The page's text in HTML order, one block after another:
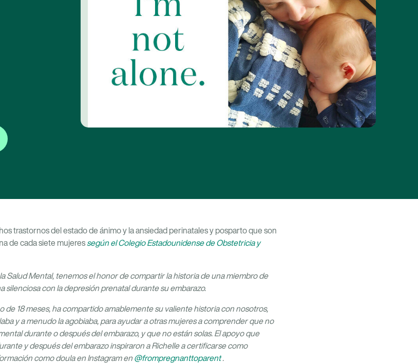
trastornos del estado de ánimo y la ansiedad perinatales y posparto que son
de cada siete mujeres según el Colegio Estadounidense de Obstetricia y
Salud Mental, tenemos el honor de compartir la historia de una miembro de
silenciosa con la depresión prenatal durante su embarazo.
de 18 meses, ha compartido amablemente su valiente historia con nosotros,
y a menudo la agobiaba, para ayudar a otras mujeres a comprender que no
durante o después del embarazo, y que no están solas. El apoyo que
y después del embarazo inspiraron a Richelle a certificarse como
como doulaen Instagram en @frompregnanttoparent.